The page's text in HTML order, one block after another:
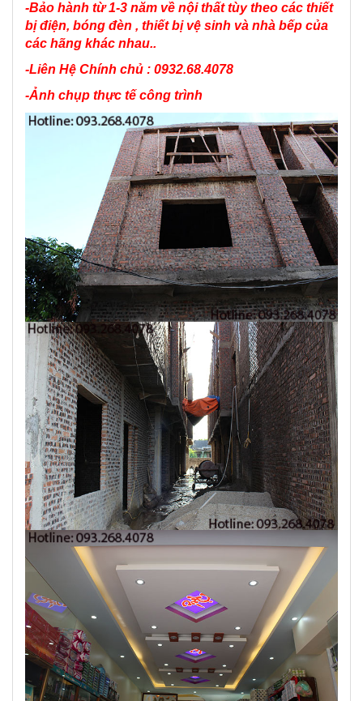
-Bảo hành từ 1-3 năm về nội thất tùy theo các thiết
bị điện, bóng đèn , thiết bị vệ sinh và nhà bếp của
các hãng khác nhau..
-Liên Hệ Chính chủ : 0932.68.4078
-Ảnh chụp thực tế công trình